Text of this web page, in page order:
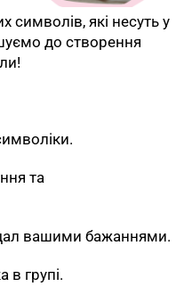
символів, які несуть у
до створення
та
вашими бажаннями.
в групі.